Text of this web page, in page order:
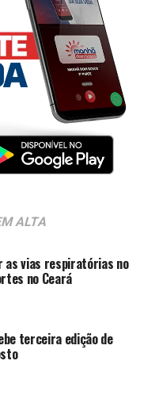
ALTA
as vias respiratórias no
no Ceará
terceira edição de